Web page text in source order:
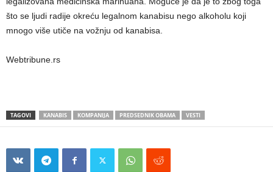
što se ljudi radije okreću legalnom kanabisu nego alkoholu koji
mnogo više utiče na vožnju od kanabisa.
Webtribune.rs
TAGOVI KANABIS KOMPANIJA PREDSEDNIK OBAMA VESTI